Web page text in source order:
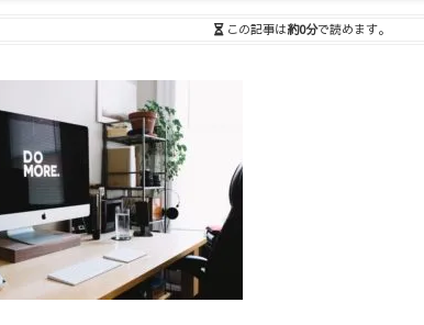
この記事は約0分で読めます。